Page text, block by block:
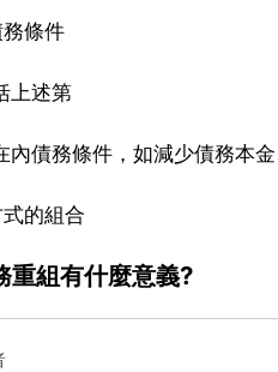
條件
上述第
內債務條件，如減少債務本
的組合
重組有什麼意義?